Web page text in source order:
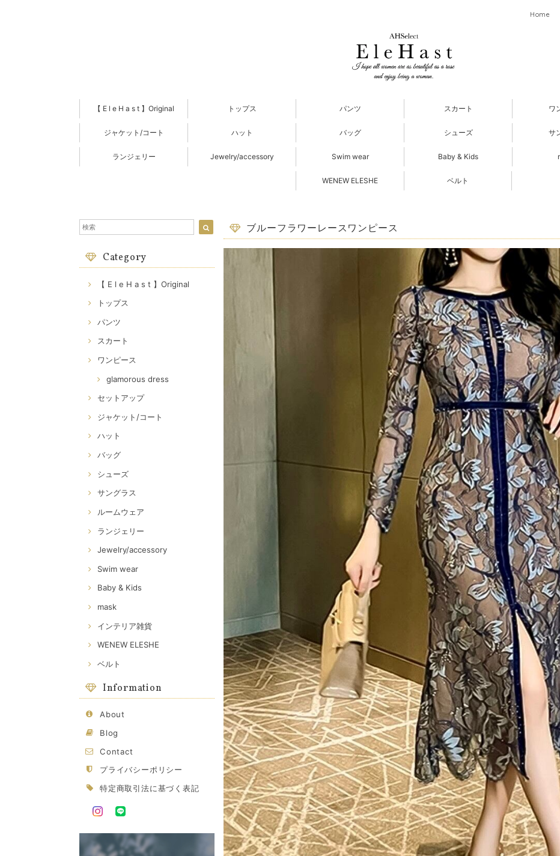
Home
【 E l e H a s t 】Original トップス パンツ スカート ワ
ジャケット/コート ハット バッグ シューズ サ
ランジェリー Jewelry/accessory Swim wear Baby & Kids
WENEW ELESHE ベルト
Category
【 E l e H a s t 】Original
トップス
パンツ
スカート
ワンピース
glamorous dress
セットアップ
ジャケット/コート
ハット
バッグ
シューズ
サングラス
ルームウェア
ランジェリー
Jewelry/accessory
Swim wear
Baby & Kids
mask
インテリア雑貨
WENEW ELESHE
ベルト
Information
About
Blog
Contact
プライバシーポリシー
特定商取引法に基づく表記
ブルーフラワーレースワンピース